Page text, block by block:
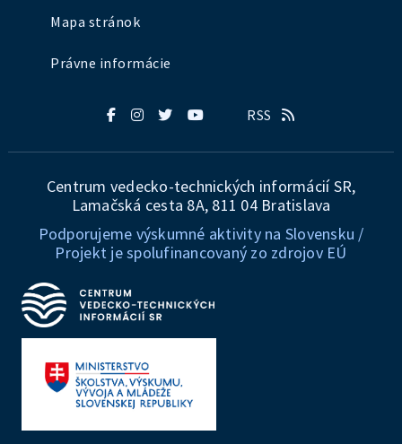
Mapa stránok
Právne informácie
RSS
Centrum vedecko-technických informácií SR,
Lamačská cesta 8A, 811 04 Bratislava
Podporujeme výskumné aktivity na Slovensku /
Projekt je spolufinancovaný zo zdrojov EÚ